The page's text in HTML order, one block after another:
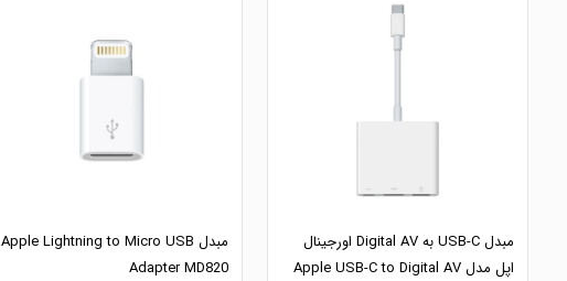
مبدل USB-C به Digital AV اورجینال
اپل مدل Apple USB-C to Digital AV
مبدل Apple Lightning to Micro USB
Adapter MD820